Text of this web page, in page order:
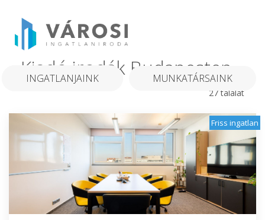
INGATLANJAINK MUNKATÁRSAINK
Kiadó irodák Budapesten
27 találat
Friss ingatlan